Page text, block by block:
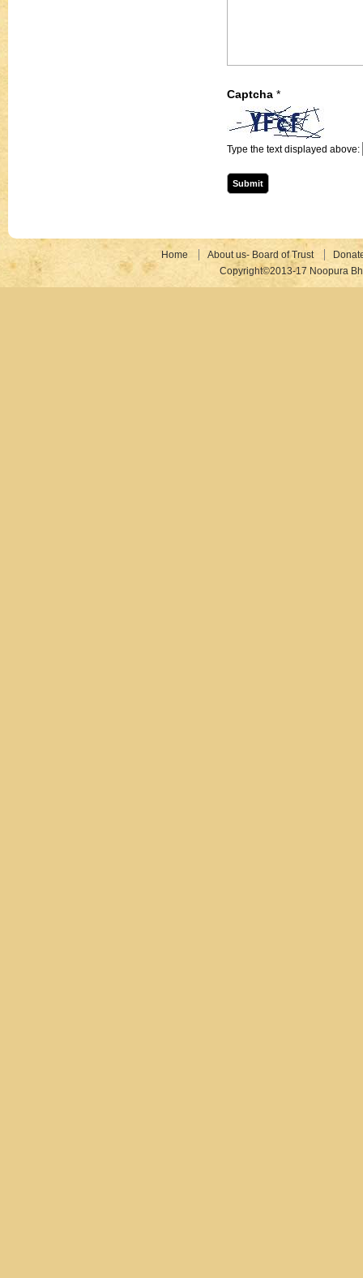
Captcha *
Type the text displayed above:
Home About us- Board of Trust
Copyright©2013-17 Noopura